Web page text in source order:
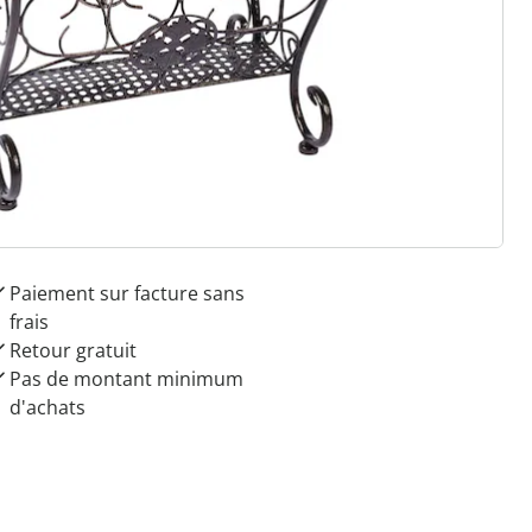
de choisir
& Confort”
Paiement sur facture sans
frais
Retour gratuit
Pas de montant minimum
d'achats